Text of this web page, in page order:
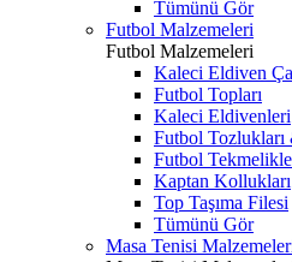
Tümünü Gör
Futbol Malzemeleri
Futbol Malzemeleri
Kaleci Eldiven
Futbol Topları
Kaleci Eldivenleri
Futbol Tozlukları
Futbol
Kaptan Kollukları
Top Taşıma Filesi
Tümünü Gör
Masa Tenisi